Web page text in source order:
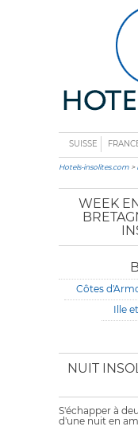
SUISSE
Hotels-insolites.com >
WEEK
Côtes
Ille
NUIT
S'échapper à
d'une nuit en